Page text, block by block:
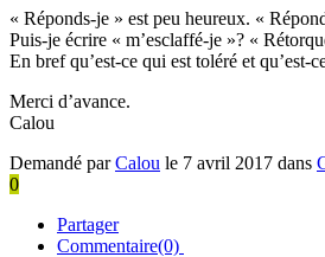
« Réponds-je » est peu heureux. «
Puis-je écrire « m’esclaffé-je »? «
En bref qu’est-ce qui est toléré et qu’est-
Merci d’avance.
Calou
Demandé parCalou le 7 avril 2017 dans
0
Partager
Commentaire(0)